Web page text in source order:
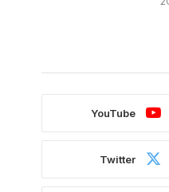
YouTube
Twitter